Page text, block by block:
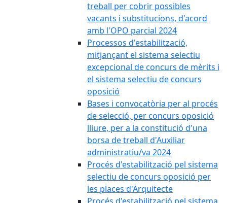
treball per cobrir possibles
vacants i substitucions, d'acord
amb l'OPO parcial 2024
Processos d'estabilització,
mitjançant el sistema selectiu
excepcional de concurs de mèrits i
el sistema selectiu de concurs
oposició
Bases i convocatòria per al procés
de selecció, per concurs oposició
lliure, per a la constitució d'una
borsa de treball d'Auxiliar
administratiu/va 2024
Procés d'estabilització pel sistema
selectiu de concurs oposició per
les places d'Arquitecte